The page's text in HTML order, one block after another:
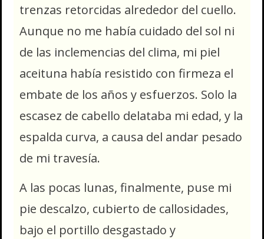
trenzas retorcidas alrededor del cuello.
Aunque no me había cuidado del sol ni
de las inclemencias del clima, mi piel
aceituna había resistido con firmeza el
embate de los años y esfuerzos. Solo la
escasez de cabello delataba mi edad, y la
espalda curva, a causa del andar pesado
de mi travesía.
A las pocas lunas, finalmente, puse mi
pie descalzo, cubierto de callosidades,
bajo el portillo desgastado y